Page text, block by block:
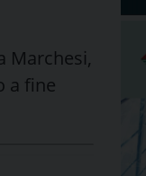
Marchesi,
a fine